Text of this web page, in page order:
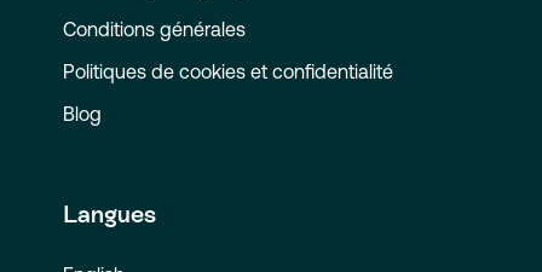
Conditions générales
Politiques de cookies et confidentialité
Blog
Langues